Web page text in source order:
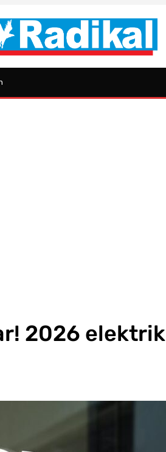
2026 elektrik